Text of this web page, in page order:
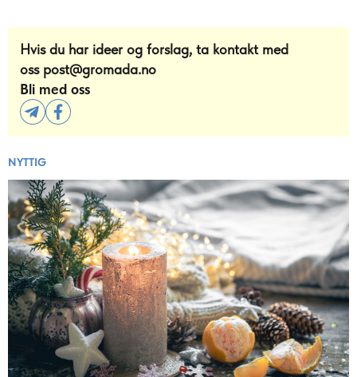
Hvis du har ideer og forslag, ta kontakt med
oss post@gromada.no
Bli med oss
NYTTIG